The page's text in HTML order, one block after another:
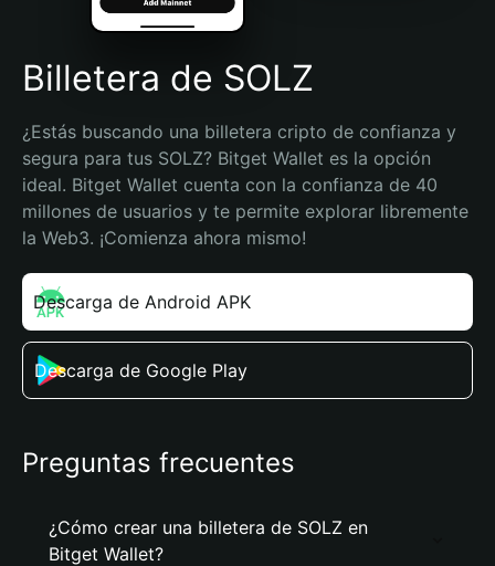
Español (Argentina)
Billetera de SOLZ
¿Estás buscando una billetera cripto de confianza y
segura para tus SOLZ? Bitget Wallet es la opción
ideal. Bitget Wallet cuenta con la confianza de 40
millones de usuarios y te permite explorar libremente
la Web3. ¡Comienza ahora mismo!
Descarga de Android APK
Descarga de Google Play
Preguntas frecuentes
¿Cómo crear una billetera de SOLZ en
Bitget Wallet?